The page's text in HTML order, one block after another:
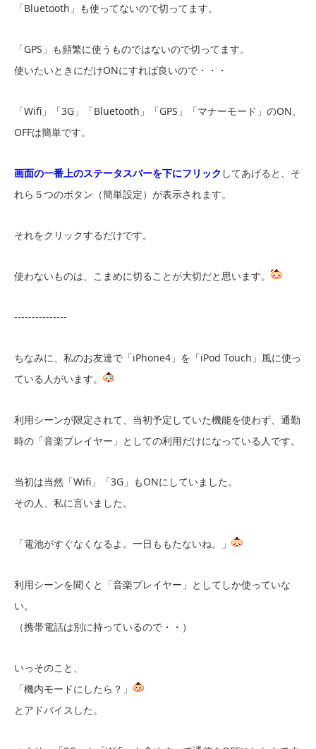
「Bluetooth」も使ってないので切ってます。
「GPS」も頻繁に使うものではないので切ってます。
使いたいときにだけONにすれば良いので・・・
「Wifi」「3G」「Bluetooth」「GPS」「マナーモード」のON、
OFFは簡単です。
画面の一番上のステータスバーを下にフリック してあげると、そ
れら５つのボタン（簡単設定）が表示されます。
それをクリックするだけです。
使わないものは、こまめに切ることが大切だと思います。
---------------
ちなみに、私のお友達で「iPhone4」を「iPod Touch」風に使っ
ている人がいます。
利用シーンが限定されて、当初予定していた機能を使わず、通勤
時の「音楽プレイヤー」としての利用だけになっている人です。
当初は当然「Wifi」「3G」もONにしていました。
その人、私に言いました。
「電池がすぐなくなるよ。一日ももたないね。」
利用シーンを聞くと「音楽プレイヤー」としてしか使っていな
い。
（携帯電話は別に持っているので・・）
いっそのこと、
「機内モードにしたら？」
とアドバイスした。